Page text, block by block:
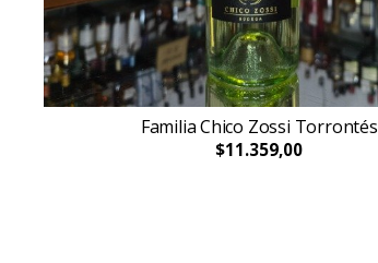
Familia Chico Zossi Torrontés
$11.359,00